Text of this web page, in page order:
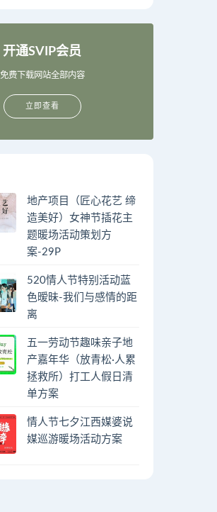
开通SVIP会员
免费下载网站全部内容
立即查看
地产项目（匠心花艺 缔
造美好）女神节插花主
题暖场活动策划方
案-29P
520情人节特别活动蓝
色暧昧-我们与感情的距
离
五一劳动节趣味亲子地
产嘉年华（放青松·人累
拯救所）打工人假日清
单方案
情人节七夕江西媒婆说
媒巡游暖场活动方案